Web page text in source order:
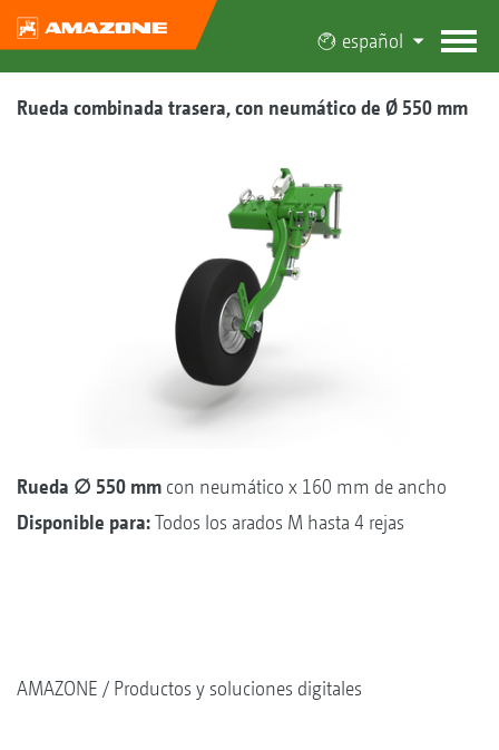
español
Rueda combinada trasera, con neumático de Ø 550 mm
Rueda ∅ 550 mm con neumático x 160 mm de ancho
Disponible para:Todos los arados M hasta 4 rejas
AMAZONE Productos y soluciones digitales